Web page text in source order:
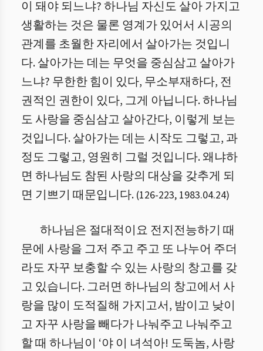
이 돼야 되느냐? 하나님 자신도 살아 가지고
생활하는 것은 물론 영계가 있어서 시공의
관계를 초월한 자리에서 살아가는 것입니
다. 살아가는 데는 무엇을 중심삼고 살아가
느냐? 무한한 힘이 있다, 무소부재하다, 전
권적인 권한이 있다, 그게 아닙니다. 하나님
도 사랑을 중심삼고 살아간다, 이렇게 보는
것입니다. 살아가는 데는 시작도 그렇고, 과
정도 그렇고, 영원히 그럴 것입니다. 왜냐하
면 하나님도 참된 사랑의 대상을 갖추게 되
면 기쁘기 때문입니다. (126-223, 1983.04.24)
하나님은 절대적이요 전지전능하기 때
문에 사랑을 그저 주고 주고 또 나누어 주더
라도 자꾸 보충할 수 있는 사랑의 창고를 갖
고 있습니다. 그러면 하나님의 창고에서 사
랑을 많이 도적질해 가지고서, 밤이고 낮이
고 자꾸 사랑을 빼다가 나눠주고 나눠주고
할 때 하나님이 ‘야 이 녀석아! 도둑놈, 사랑